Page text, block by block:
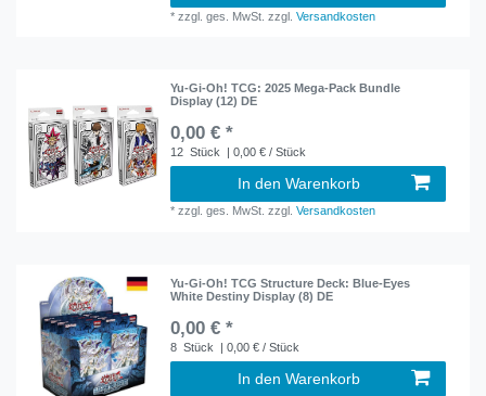
*zzgl. ges. MwSt. zzgl.Versandkosten
Yu-Gi-Oh! TCG: 2025 Mega-Pack Bundle
Display (12) DE
0,00 € *
12 Stück | 0,00 € / Stück
In den Warenkorb
*zzgl. ges. MwSt. zzgl.Versandkosten
Yu-Gi-Oh! TCG Structure Deck: Blue-Eyes
White Destiny Display (8) DE
0,00 € *
8 Stück | 0,00 € / Stück
In den Warenkorb